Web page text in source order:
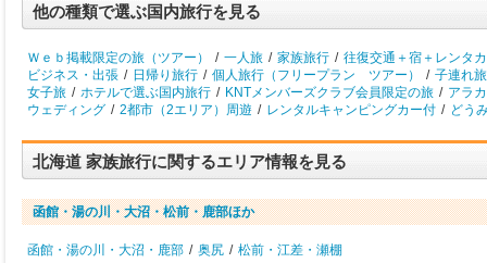
他の種類で選ぶ国内旅行を見る
Ｗｅｂ掲載限定の旅（ツアー） / 一人旅 / 家族旅行 / 往復交通＋宿＋レンタ
ビジネス・出張 / 日帰り旅行 / 個人旅行（フリープラン ツアー） / 子連れ
女子旅 / ホテルで選ぶ国内旅行 / KNTメンバーズクラブ会員限定の旅 / アラ
ウェディング / 2都市（2エリア）周遊 / レンタルキャンピングカー付 / どう
北海道 家族旅行に関するエリア情報を見る
函館・湯の川・大沼・松前・鹿部ほか
函館・湯の川・大沼・鹿部 / 奥尻 / 松前・江差・瀬棚